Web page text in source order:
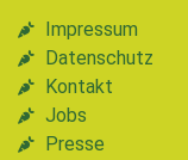
Impressum
Datenschutz
Kontakt
Jobs
Presse